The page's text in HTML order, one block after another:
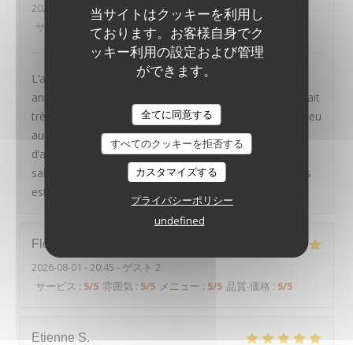
当サイトはクッキーを利用し
ております。お客様自身でク
ッキー利用の設定および管理
ができます。
全てに同意する
すべてのクッキーを拒否する
カスタマイズする
プライバシーポリシー
undefined
2026-07-30
- 20:00 - ゲスト 2
サービス
/5 雰囲気: 4/5 メニュー:2/5 品質-価格
L’année dernière en Avril on était la pour mon
anniversaire. Tout était parfait. Mais cette fois ci on était
très déçu. Les plats étaient rien de spécial, même un peu
au dessous de standard. Le croustillant d’épaule
d’agneau n’avait pas de goût du tout et la sauce trop
salée. Aubergine faite sans aucun travail. Je me doutais
est-ce que c’est le même chef de l’année dernière.
Florian
2026-08-01 - 20:45 - ゲスト 2
サービス : 5/5 雰囲気 : 5/5 メニュー : 5/5 品質-価格 : 5/5
Etienne S
LE PAVILLON DE BAILLY